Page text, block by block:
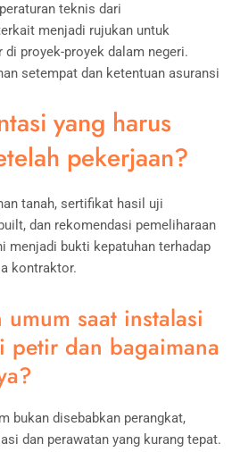
teknis dari
menjadi rujukan untuk
proyek-proyek dalam negeri.
setempat dan ketentuan asuransi
yang harus
pekerjaan?
tanah, sertifikat hasil uji
dan rekomendasi pemeliharaan
menjadi bukti kepatuhan terhadap
kontraktor.
saat instalasi
petir dan bagaimana
bukan disebabkan perangkat,
dan perawatan yang kurang tepat.